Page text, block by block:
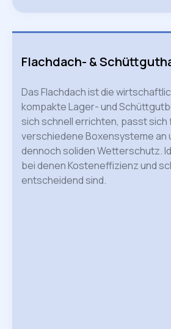
Flachdach- &
Das Flachdach ist die
kompakte Lager- und
sich schnell errichten, passt sich
verschiedene Boxensysteme an
dennoch soliden Wetterschutz.
bei denen Kosteneffizienz und
entscheidend sind.